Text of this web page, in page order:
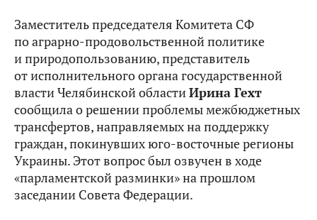
Заместитель председателя Комитета СФ
по аграрно-продовольственной политике
и природопользованию, представитель
от исполнительного органа государственной
власти Челябинской областиИрина Гехт
сообщила о решении проблемы межбюджетных
трансфертов, направляемых на поддержку
граждан, покинувших юго-восточные регионы
Украины. Этот вопрос был озвучен в ходе
«парламентской разминки» на прошлом
заседании Совета Федерации.